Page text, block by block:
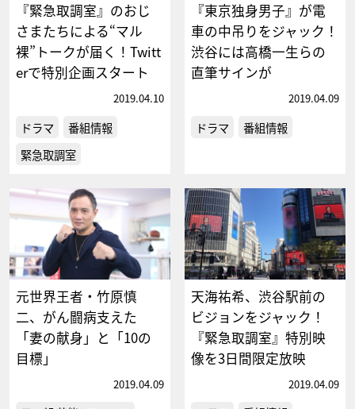
『緊急取調室』のおじ
さまたちによる“マル
裸”トークが届く！Twitt
erで特別企画スタート
2019.04.10
ドラマ
番組情報
緊急取調室
『東京独身男子』が電
車の中吊りをジャック！
渋谷には高橋一生らの
直筆サインが
2019.04.09
ドラマ 番組情報
元世界王者・竹原慎
二、がん闘病支えた
「妻の献身」と「10の
目標」
2019.04.09
天海祐希、渋谷駅前の
ビジョンをジャック！
『緊急取調室』特別映
像を3日間限定放映
2019.04.09